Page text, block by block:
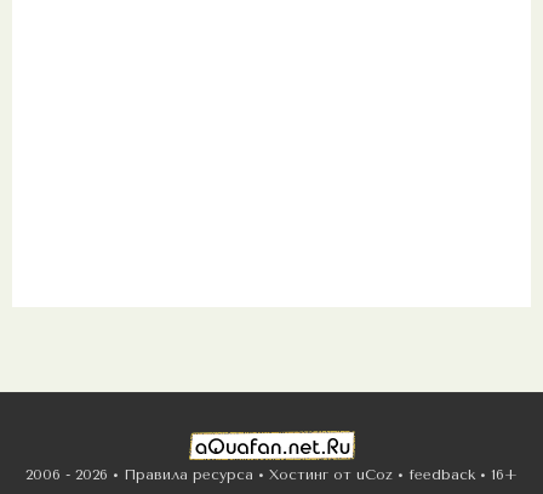
2006 - 2026 • Правила ресурса • Хостинг от uCoz • feedback • 16+